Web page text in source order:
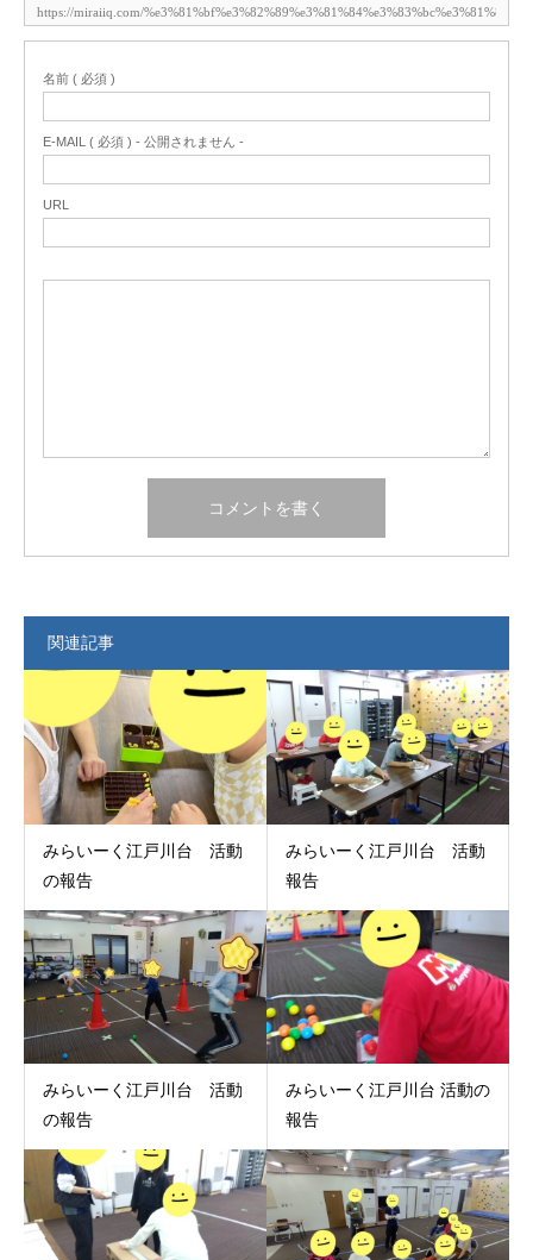
名前 ( 必須 )
E-MAIL ( 必須 ) - 公開されません -
URL
関連記事
みらいーく江戸川台 活動
の報告
みらいーく江戸川台 活動
報告
みらいーく江戸川台 活動
の報告
みらいーく江戸川台 活動の
報告